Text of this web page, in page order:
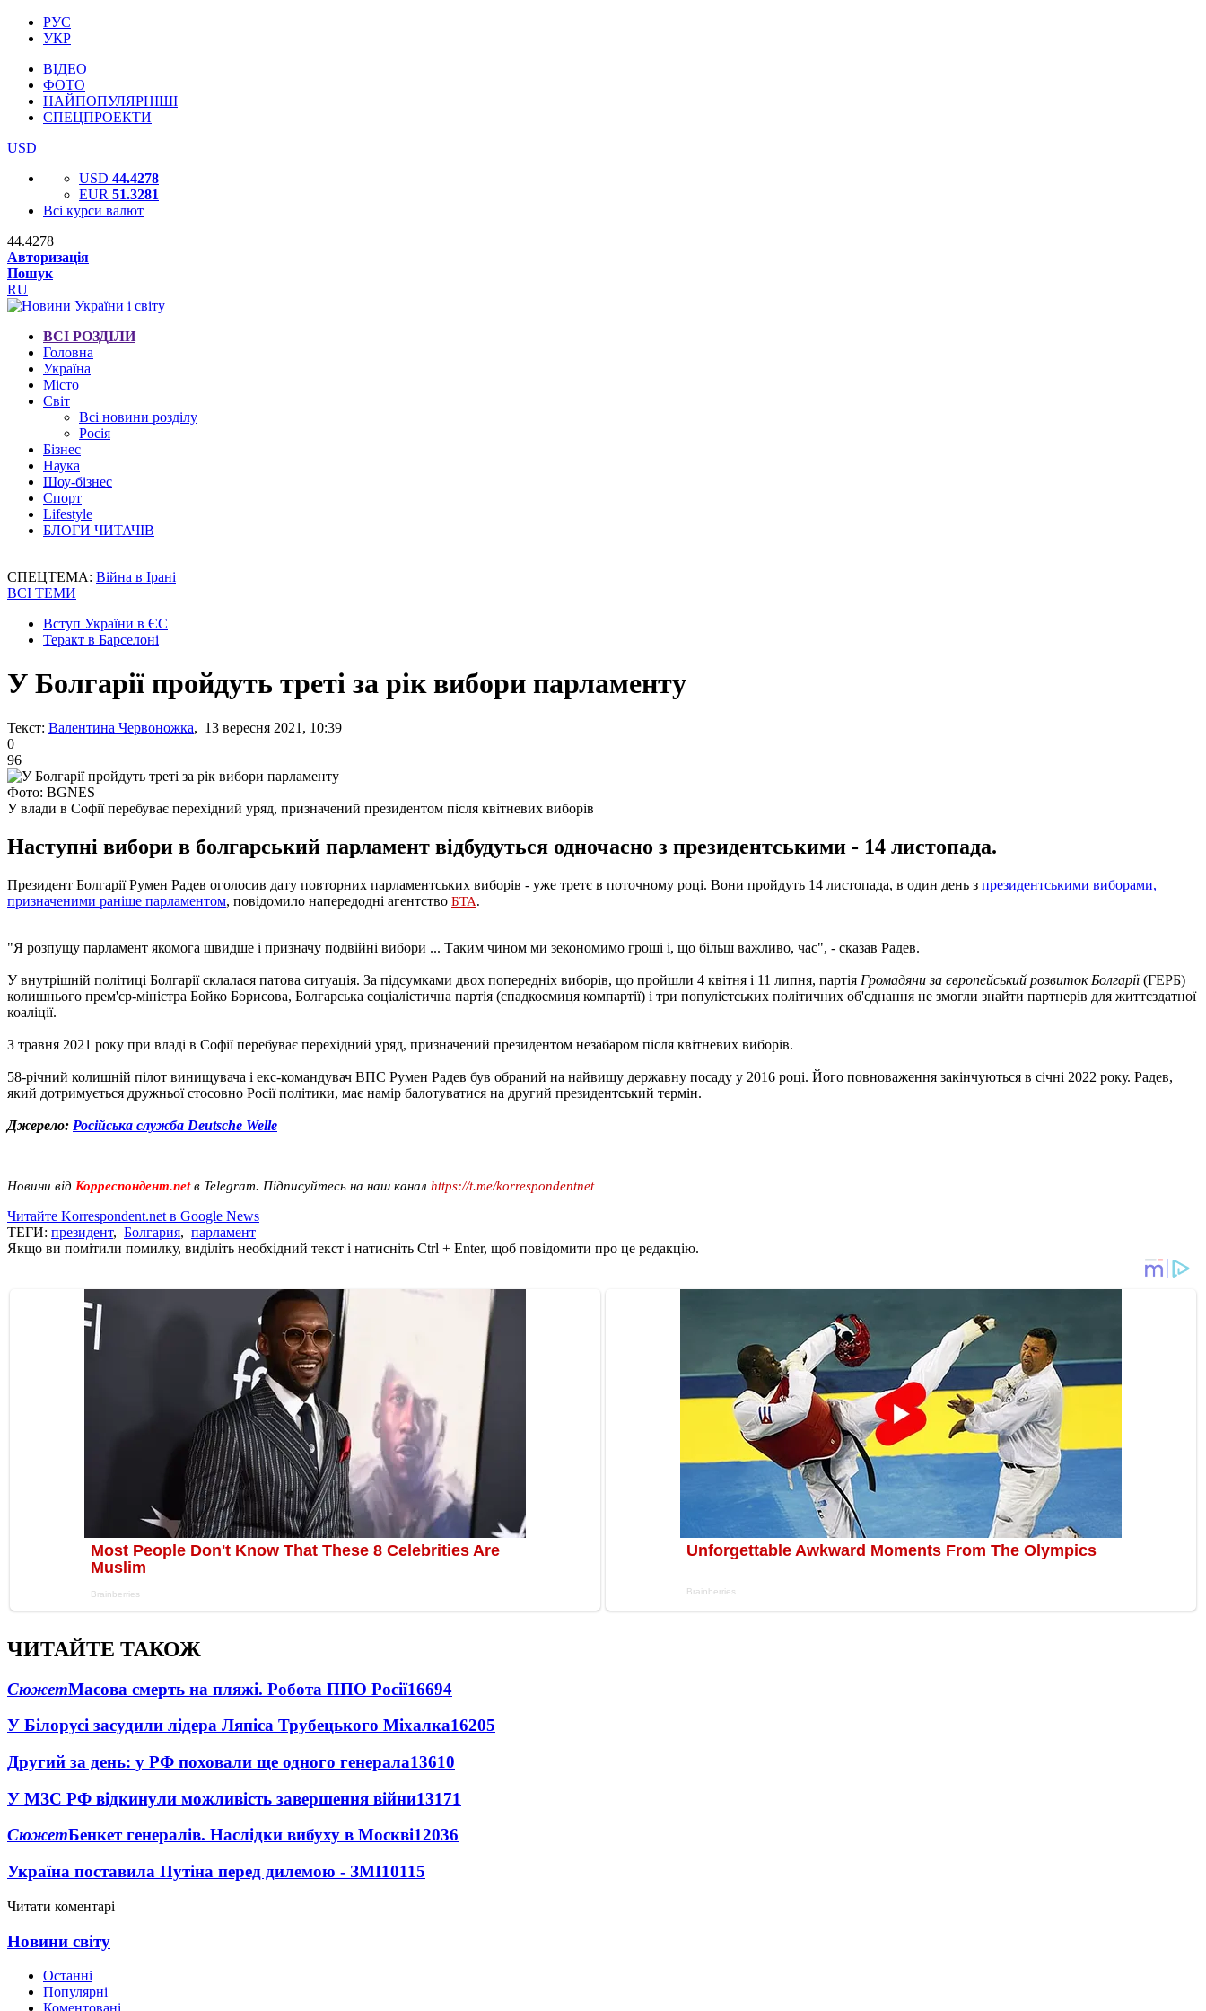
РУС
УКР
ВІДЕО
ФОТО
НАЙПОПУЛЯРНІШІ
СПЕЦПРОЕКТИ
USD
USD 44.4278
EUR 51.3281
Всі курси валют
44.4278
Авторизація
Пошук
RU
ВСІ РОЗДІЛИ
Головна
Україна
Місто
Світ
Всі новини розділу
Росія
Бізнес
Наука
Шоу-бізнес
Спорт
Lifestyle
БЛОГИ ЧИТАЧІВ
СПЕЦТЕМА: Війна в Ірані
ВСІ ТЕМИ
Вступ України в ЄС
Теракт в Барселоні
У Болгарії пройдуть треті за рік вибори парламенту
Текст: Валентина Червоножка, 13 вересня 2021, 10:39
0
96
Фото: BGNES
У влади в Софії перебуває перехідний уряд, призначений президентом після квітневих виборів
Наступні вибори в болгарський парламент відбудуться одночасно з президентськими - 14 листопада.
Президент Болгарії Румен Радев оголосив дату повторних парламентських виборів - уже третє в поточному році. Вони пройдуть 14 листопада, в один день з президентськими виборами,
призначеними раніше парламентом, повідомило напередодні агентство БТА.
"Я розпущу парламент якомога швидше і призначу подвійні вибори ... Таким чином ми зекономимо гроші і, що більш важливо, час", - сказав Радев.
У внутрішній політиці Болгарії склалася патова ситуація. За підсумками двох попередніх виборів, що пройшли 4 квітня і 11 липня, партія Громадяни за європейський розвиток Болгарії(ГЕРБ)
колишнього прем'єр-міністра Бойко Борисова, Болгарська соціалістична партія (спадкоємиця компартії) і три популістських політичних об'єднання не змогли знайти партнерів для життєздатної
коаліції.
З травня 2021 року при владі в Софії перебуває перехідний уряд, призначений президентом незабаром після квітневих виборів.
58-річний колишній пілот винищувача і екс-командувач ВПС Румен Радев був обраний на найвищу державну посаду у 2016 році. Його повноваження закінчуються в січні 2022 року. Радев,
який дотримується дружньої стосовно Росії політики, має намір балотуватися на другий президентський термін.
Джерело: Російська служба Deutsche Welle
Новини від Корреспондент.netв Telegram. Підписуйтесь на наш канал https://t.me/korrespondentnet
Читайте Korrespondent.net в Google News
ТЕГИ: президент, Болгария, парламент
Якщо ви помітили помилку, виділіть необхідний текст і натисніть Ctrl + Enter, щоб повідомити про це редакцію.
ЧИТАЙТЕ ТАКОЖ
СюжетМасова смерть на пляжі. Робота ППО Росії16694
У Білорусі засудили лідера Ляпіса Трубецького Міхалка16205
Другий за день: у РФ поховали ще одного генерала13610
У МЗС РФ відкинули можливість завершення війни13171
СюжетБенкет генералів. Наслідки вибуху в Москві12036
Україна поставила Путіна перед дилемою - ЗМІ10115
Читати коментарі
Новини світу
Останні
Популярні